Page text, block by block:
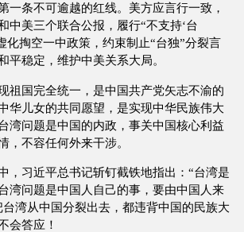
一条不可逾越的红线。美方应言行一致，
中美三个联合公报，履行“不支持‘台
化掏空一中政策，约束制止“台独”分裂言
平稳定，维护中美关系大局。
祖国完全统一，是中国共产党矢志不渝的
华儿女的共同愿望，是实现中华民族伟大
湾问题是中国的内政，事关中国核心利益
，不容任何外来干涉。
，习近平总书记斩钉截铁地指出：“台湾是
湾问题是中国人自己的事，要由中国人来
湾从中国分裂出去，都违背中国的民族大
会答应！